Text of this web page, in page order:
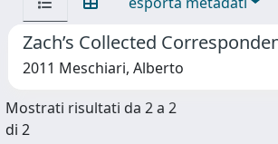
Zach’s Collected
2011 Meschiari, Alberto
Mostrati risultati da 2 a 2
di 2